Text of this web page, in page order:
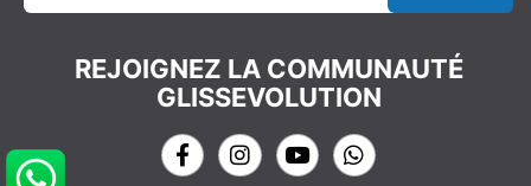
REJOIGNEZ LA COMMUNAUTÉ
GLISSEVOLUTION